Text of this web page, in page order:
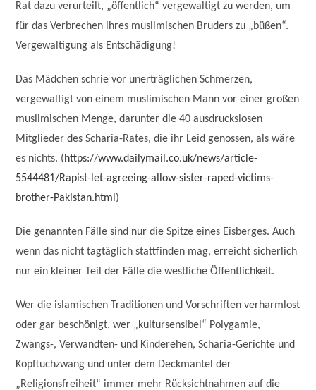
Rat dazu verurteilt, „öffentlich“ vergewaltigt zu werden, um
für das Verbrechen ihres muslimischen Bruders zu „büßen“.
Vergewaltigung als Entschädigung!
Das Mädchen schrie vor unerträglichen Schmerzen,
vergewaltigt von einem muslimischen Mann vor einer großen
muslimischen Menge, darunter die 40 ausdruckslosen
Mitglieder des Scharia-Rates, die ihr Leid genossen, als wäre
es nichts. (https://www.dailymail.co.uk/news/article-
5544481/Rapist-let-agreeing-allow-sister-raped-victims-
brother-Pakistan.html )
Die genannten Fälle sind nur die Spitze eines Eisberges. Auch
wenn das nicht tagtäglich stattfinden mag, erreicht sicherlich
nur ein kleiner Teil der Fälle die westliche Öffentlichkeit.
Wer die islamischen Traditionen und Vorschriften verharmlost
oder gar beschönigt, wer „kultursensibel“ Polygamie,
Zwangs-, Verwandten- und Kinderehen, Scharia-Gerichte und
Kopftuchzwang und unter dem Deckmantel der
„Religionsfreiheit“ immer mehr Rücksichtnahmen auf die